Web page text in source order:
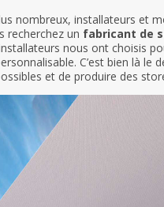
nombreux, installateurs et
recherchez un fabricant de
nous ont choisis
C’est bien là le
et de produire des